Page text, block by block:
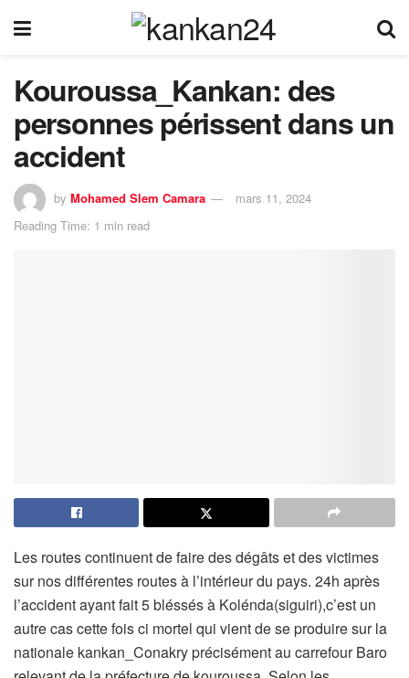
Kouroussa_Kankan: des
personnes périssent dans un
accident
by Mohamed Slem Camara
mars 11, 2024
Reading Time: 1 min read
Les routes continuent de faire des dégâts et des victimes
sur nos différentes routes à l’intérieur du pays. 24h après
l’accident ayant fait 5 bléssés à Kolénda(siguiri),c’est un
autre cas cette fois ci mortel qui vient de se produire sur la
nationale kankan_Conakry précisément au carrefour Baro